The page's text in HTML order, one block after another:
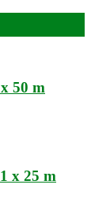
50 m
x 25 m